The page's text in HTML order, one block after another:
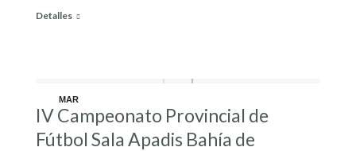
Detalles
MAR
11
IV Campeonato Provincial de
Fútbol Sala Apadis Bahía de